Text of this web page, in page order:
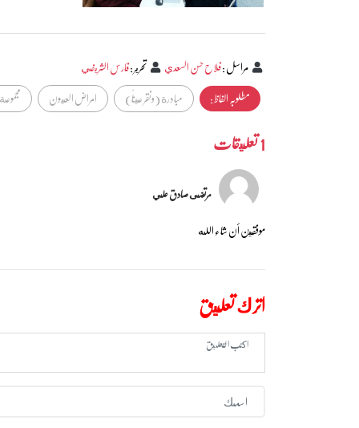
مراسل:فلاح حسن السعدي تحرير:فارس الشريفي
مطلوبہ الفاظ :
مبادرة (ونقر عيناً) امراض العيون
1 تعليقات
مرتضى صادق علي
موفقين أن شاء الله
اترك تعليق